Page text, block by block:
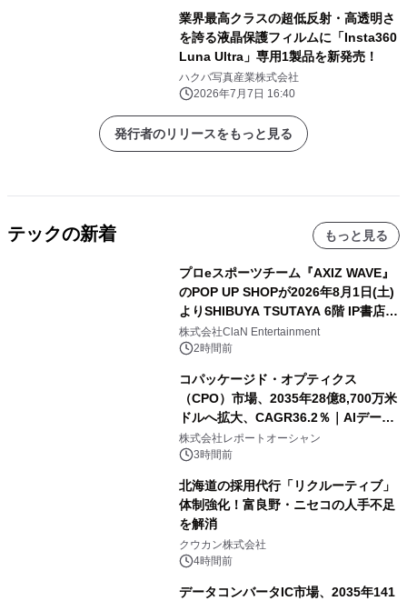
業界最高クラスの超低反射・高透明さ
を誇る液晶保護フィルムに「Insta360
Luna Ultra」専用1製品を新発売！
ハクバ写真産業株式会社
2026年7月7日 16:40
発行者のリリースをもっと見る
テックの新着 もっと見る
プロeスポーツチーム『AXIZ WAVE』
のPOP UP SHOPが2026年8月1日(土)
よりSHIBUYA TSUTAYA 6階 IP書店で
開催決定！！
株式会社ClaN Entertainment
2時間前
コパッケージド・オプティクス
（CPO）市場、2035年28億8,700万米
ドルへ拡大、CAGR36.2％｜AIデータ
センター・高速光通信需要が成長を加
速
株式会社レポートオーシャン
3時間前
北海道の採用代行「リクルーティブ」
体制強化！富良野・ニセコの人手不足
を解消
クウカン株式会社
4時間前
データコンバータIC市場、2035年141